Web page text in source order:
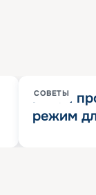
СОВЕТЫ
Китай
режим